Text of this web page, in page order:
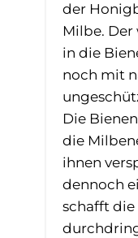
der
Milbe.
in die
noch mit
Die
die
ihnen
dennoch
schafft die